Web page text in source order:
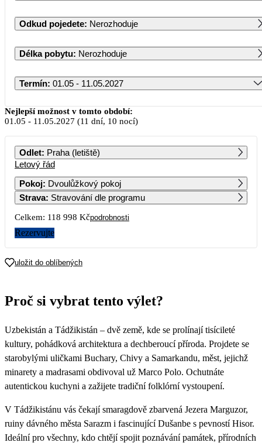
Odkud pojedete: Nerozhoduje
Délka pobytu: Nerozhoduje
Termín: 01.05 - 11.05.2027
Květen 2027
PO ÚT ST ČT PÁ SO NE
59 499
3 4 5 6
17
Nejlepší možnost v tomto období:
01.05 - 11.05.2027 (11 dní, 10 nocí)
Odlet: Praha (letiště)
Letový řád
Pokoj: Dvoulůžkový pokoj
Strava: Stravování dle programu
Celkem: 118 998 Kčpodrobnosti
Rezervujte
uložit do oblíbených
Proč si vybrat tento výlet?
Uzbekistán a Tádžikistán – dvě země, kde se prolínají tisícileté
kultury, pohádková architektura a dechberoucí příroda. Projdete se
starobylými uličkami Buchary, Chivy a Samarkandu, měst, jejichž
minarety a madrasami obdivoval už Marco Polo. Ochutnáte
autentickou kuchyni a zažijete tradiční folklórní vystoupení.
V Tádžikistánu vás čekají smaragdově zbarvená Jezera Marguzor,
ruiny dávného města Sarazm i fascinující Dušanbe s pevností Hisor.
Ideální pro všechny, kdo chtějí spojit poznávání památek, přírodních